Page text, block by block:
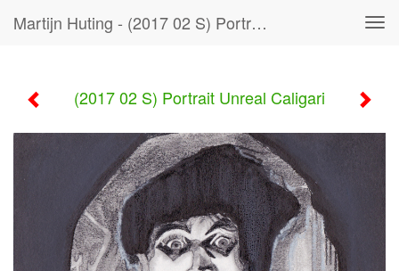
Martijn Huting - (2017 02 S) Portrait Unreal Caligari
(2017 02 S) Portrait Unreal Caligari